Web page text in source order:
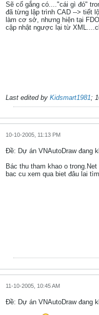
Sẽ cố gắng có...."cái gì đó"
đã từng lập trình CAD --> tiết
làm cơ sở, nhưng hiện tại
cập nhật ngược lại từ
Last edited by Kidsmart1981;
10-10-2005, 11:13 PM
Ðề: Dự án VNAutoDraw đang
Bác thu tham khao o
bac cu xem qua biet đâu lai
11-10-2005, 10:45 AM
Ðề: Dự án VNAutoDraw đang